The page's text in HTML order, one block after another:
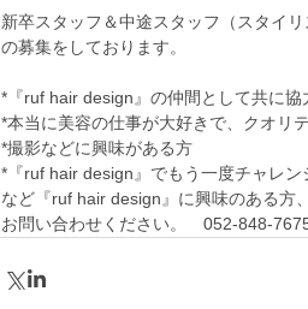
新卒スタッフ＆中途スタッフ（スタイ
の募集をしております。
*『ruf hair design』の仲間として共に
*本当に美容の仕事が大好きで、クオリ
*撮影などに興味がある方
*『ruf hair design』でもう一度チャレン
など『ruf hair design』に興味のある方
お問い合わせください。　052-848-